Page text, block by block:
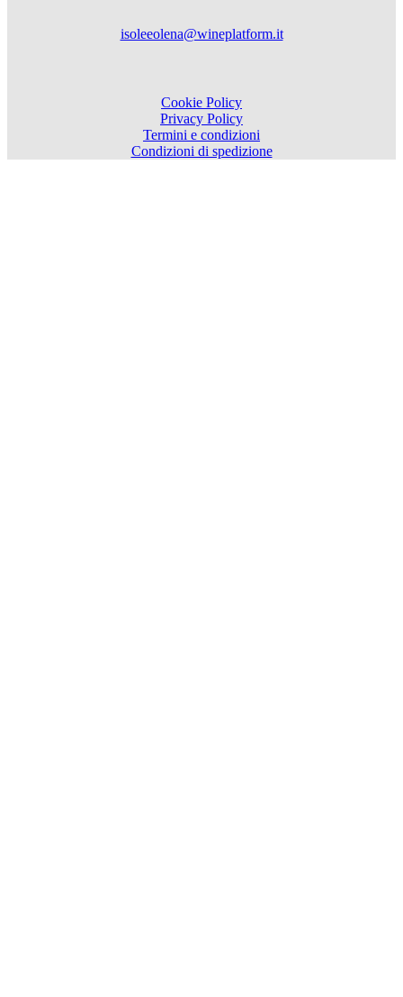
isoleeolena@wineplatform.it
Cookie Policy
Privacy Policy
Termini e condizioni
Condizioni di spedizione